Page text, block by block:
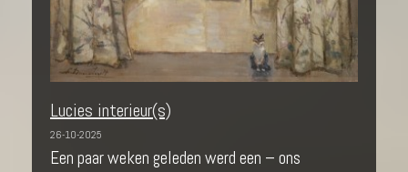
Lucies interieur(s)
26-10-2025
Een paar weken geleden werd een – ons